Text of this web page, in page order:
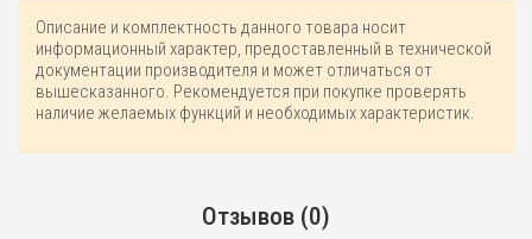
Описание и комплектность данного товара носит
информационный характер, предоставленный в технической
документации производителя и может отличаться от
вышесказанного. Рекомендуется при покупке проверять
наличие желаемых функций и необходимых характеристик.
Отзывов (0)